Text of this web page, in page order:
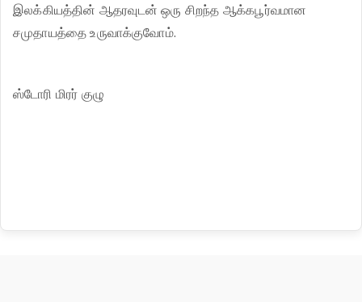
இலக்கியத்தின் ஆதரவுடன் ஒரு சிறந்த ஆக்கபூர்வமான
சமுதாயத்தை உருவாக்குவோம்.
ஸ்டோரி மிரர் குழு